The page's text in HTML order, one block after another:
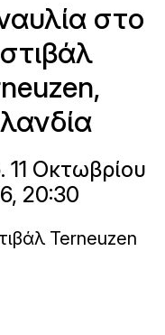
στο
11 Οκτωβρίου
20:30
Terneuzen